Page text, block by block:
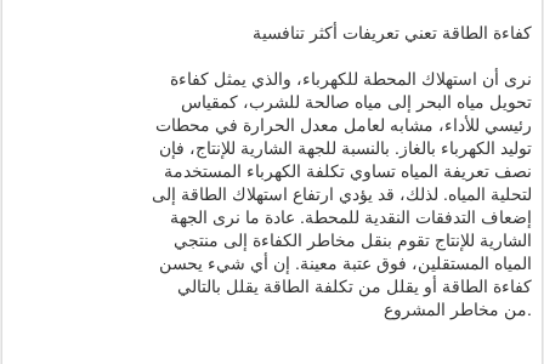
كفاءة الطاقة تعني تعريفات أكثر تنافسية
نرى أن استهلاك المحطة للكهرباء، والذي يمثل كفاءة
تحويل مياه البحر إلى مياه صالحة للشرب، كمقياس
رئيسي للأداء، مشابه لعامل معدل الحرارة في محطات
توليد الكهرباء بالغاز. بالنسبة للجهة الشارية للإنتاج، فإن
نصف تعريفة المياه تساوي تكلفة الكهرباء المستخدمة
لتحلية المياه. لذلك، قد يؤدي ارتفاع استهلاك الطاقة إلى
إضعاف التدفقات النقدية للمحطة. عادة ما نرى الجهة
الشارية للإنتاج تقوم بنقل مخاطر الكفاءة إلى منتجي
المياه المستقلين، فوق عتبة معينة. إن أي شيء يحسن
كفاءة الطاقة أو يقلل من تكلفة الطاقة يقلل بالتالي
من مخاطر المشروع.